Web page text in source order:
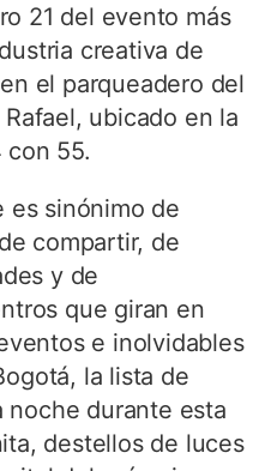
21 del evento más
creativa de
el parqueadero del
ubicado en la
con 55.
es sinónimo de
compartir, de
y de
que giran en
e inolvidables
la lista de
noche durante esta
destellos de luces